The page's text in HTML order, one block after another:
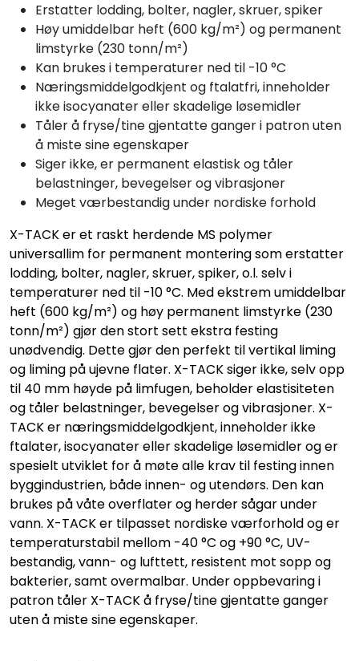
Erstatter lodding, bolter, nagler, skruer, spiker
Høy umiddelbar heft (600 kg/m²) og permanent
limstyrke (230 tonn/m²)
Kan brukes i temperaturer ned til -10 °C
Næringsmiddelgodkjent og ftalatfri, inneholder
ikke isocyanater eller skadelige løsemidler
Tåler å fryse/tine gjentatte ganger i patron uten
å miste sine egenskaper
Siger ikke, er permanent elastisk og tåler
belastninger, bevegelser og vibrasjoner
Meget værbestandig under nordiske forhold
X-TACK er et raskt herdende MS polymer
universallim for permanent montering som erstatter
lodding, bolter, nagler, skruer, spiker, o.l. selv i
temperaturer ned til -10 °C. Med ekstrem umiddelbar
heft (600 kg/m²) og høy permanent limstyrke (230
tonn/m²) gjør den stort sett ekstra festing
unødvendig. Dette gjør den perfekt til vertikal liming
og liming på ujevne flater. X-TACK siger ikke, selv opp
til 40 mm høyde på limfugen, beholder elastisiteten
og tåler belastninger, bevegelser og vibrasjoner. X-
TACK er næringsmiddelgodkjent, inneholder ikke
ftalater, isocyanater eller skadelige løsemidler og er
spesielt utviklet for å møte alle krav til festing innen
byggindustrien, både innen- og utendørs. Den kan
brukes på våte overflater og herder sågar under
vann. X-TACK er tilpasset nordiske værforhold og er
temperaturstabil mellom -40 °C og +90 °C, UV-
bestandig, vann- og lufttett, resistent mot sopp og
bakterier, samt overmalbar. Under oppbevaring i
patron tåler X-TACK å fryse/tine gjentatte ganger
uten å miste sine egenskaper.